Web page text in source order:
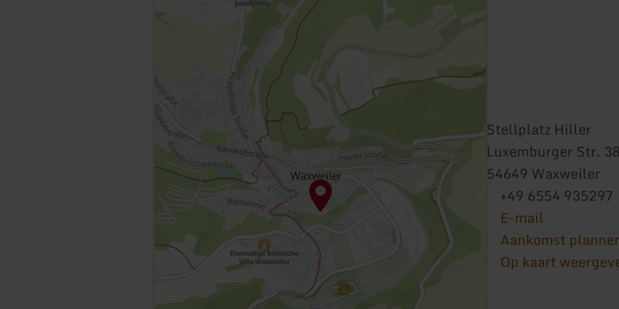
Stellplatz Hiller
Luxemburger Str. 38
54649 Waxweiler
+49 6554 935297
E-mail
Aankomst
Op kaart